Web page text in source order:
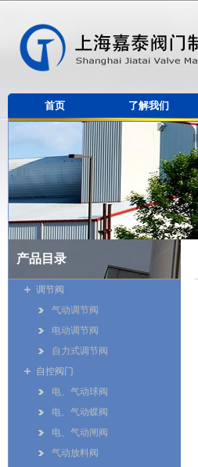
首页 了解我们
产品目录
调节阀
气动调节阀
电动调节阀
自力式调节阀
自控阀门
电、气动球阀
电、气动蝶阀
电、气动闸阀
气动放料阀